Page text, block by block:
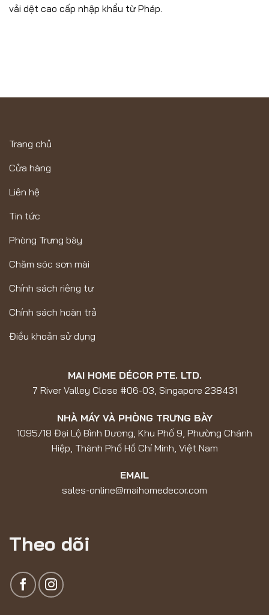
vải dệt cao cấp nhập khẩu từ Pháp.
Trang chủ
Cửa hàng
Liên hệ
Tin tức
Phòng Trưng bày
Chăm sóc sơn mài
Chính sách riêng tư
Chính sách hoàn trả
Điều khoản sử dụng
MAI HOME DÉCOR PTE. LTD.
7 River Valley Close #06-03, Singapore 238431
NHÀ MÁY VÀ PHÒNG TRƯNG BÀY
1095/18 Đại Lộ Bình Dương, Khu Phố 9, Phường Chánh
Hiệp, Thành Phố Hồ Chí Minh, Việt Nam
EMAIL
sales-online@maihomedecor.com
Theo dõi